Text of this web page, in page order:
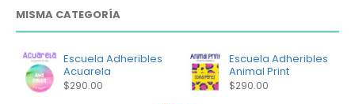
MISMA CATEGORÍA
Escuela Adheribles
Acuarela
$290.00
Escuela Adheribles
Animal Print
$290.00